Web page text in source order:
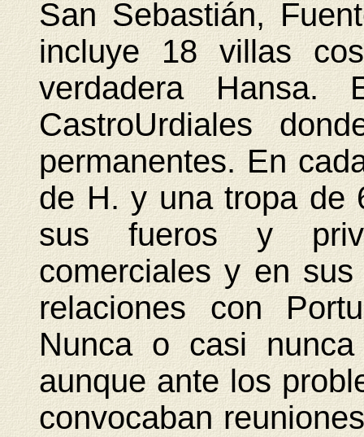
San Sebastián,
incluye 18 villas
verdadera
CastroUrdiales
permanentes. En
de H. y una tropa de
sus fueros y
comerciales y en
relaciones con
Nunca o casi
aunque ante los
convocaban